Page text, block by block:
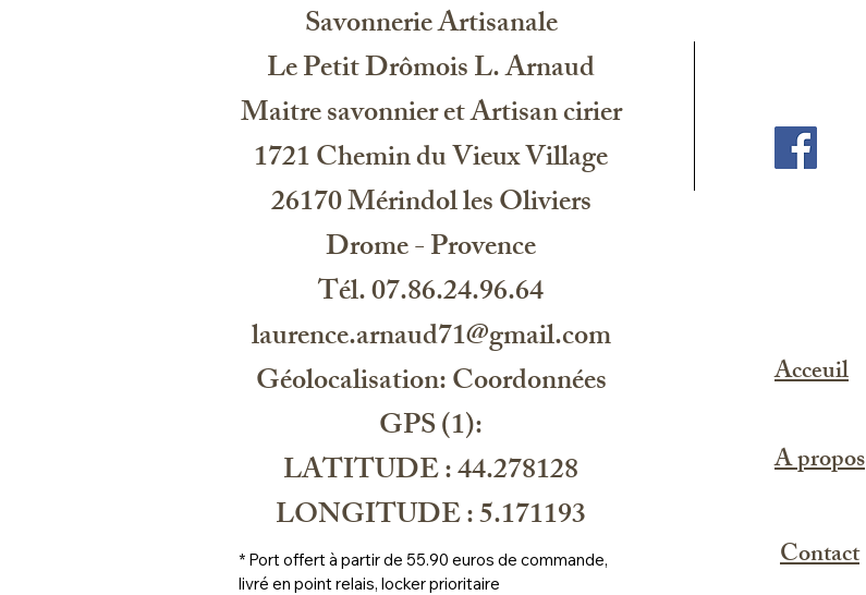
Savonnerie Artisanale
Le Petit Drômois L. Arnaud
Maitre savonnier et Artisan cirier
1721 Chemin du Vieux Village
26170 Mérindol les Oliviers
Drome - Provence
Tél. 07.86.24.96.64
laurence.arnaud71@gmail.com
Géolocalisation: Coordonnées
GPS (1):
LATITUDE : 44.278128
LONGITUDE : 5.171193
* Port offert à partir de 55.90 euros de commande,
livré en point relais, locker prioritaire
Acceuil
A propos
Contact